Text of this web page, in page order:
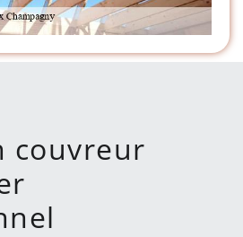
couvreur